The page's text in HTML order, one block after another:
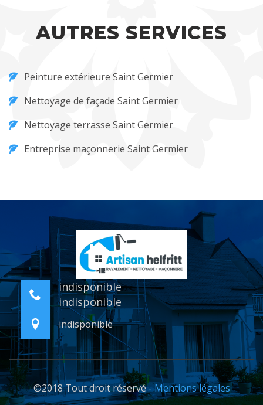
AUTRES SERVICES
Peinture extérieure Saint Germier
Nettoyage de façade Saint Germier
Nettoyage terrasse Saint Germier
Entreprise maçonnerie Saint Germier
indisponible
indisponible
indisponible
©2018 Tout droit réservé -Mentions légales